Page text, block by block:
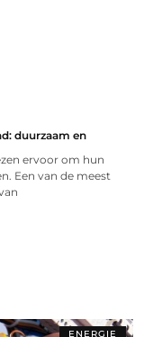
duurzaam en
ervoor om hun
Een van de meest
ENERGIE